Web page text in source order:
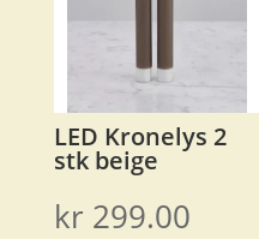
LED Kronelys 2
stk beige
kr 299.00